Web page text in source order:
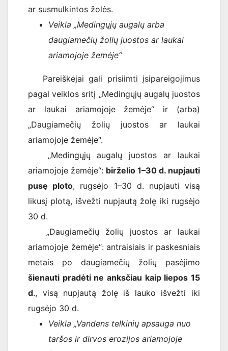
ar susmulkintos žolės.
Veikla „Medingųjų augalų arba
daugiamečių žolių juostos ar laukai
ariamojoje žemėje“
Pareiškėjai gali prisiimti įsipareigojimus
pagal veiklos sritį „Medingųjų augalų juostos
ar laukai ariamojoje žemėje“ ir (arba)
„Daugiamečių žolių juostos ar laukai
ariamojoje žemėje“.
„Medingųjų augalų juostos ar laukai
ariamojoje žemėje“: birželio 1–30 d. nupjauti
pusę ploto, rugsėjo 1–30 d. nupjauti visą
likusį plotą, išvežti nupjautą žolę iki rugsėjo
30 d.
„Daugiamečių žolių juostos ar laukai
ariamojoje žemėje“: antraisiais ir paskesniais
metais po daugiamečių žolių pasėjimo
šienauti pradėti ne anksčiau kaip liepos 15
d., visą nupjautą žolę iš lauko išvežti iki
rugsėjo 30 d.
Veikla „Vandens telkinių apsauga nuo
taršos ir dirvos erozijos ariamojoje